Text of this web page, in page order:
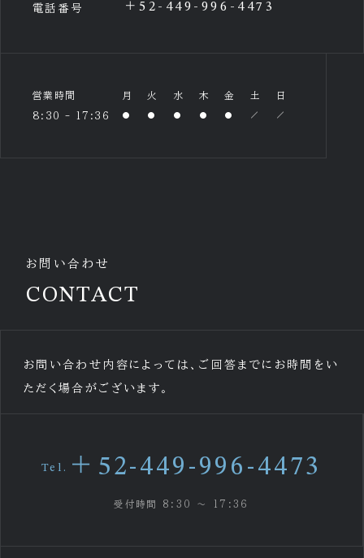
電話番号 ＋52-449-996-4473
営業時間 月 火 水 木 金 土 日
8:30 - 17:36
お問い合わせ
CONTACT
お問い合わせ内容によっては、ご回答までにお時間をい
ただく場合がございます。
Tel. ＋52-449-996-4473
受付時間 8:30 〜 17:36